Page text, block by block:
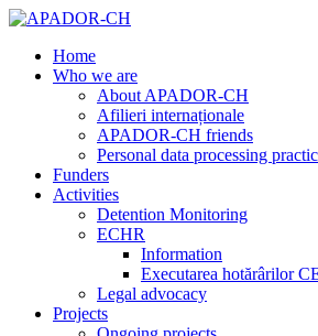
Home
Who we are
About APADOR-CH
Afilieri internaționale
APADOR-CH friends
Personal data processing
Funders
Activities
Detention Monitoring
ECHR
Information
Executarea hotărârilor
Legal advocacy
Projects